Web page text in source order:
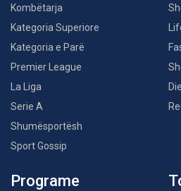
Kombëtarja
Kategoria Superiore
Kategoria e Parë
Premier League
La Liga
Serie A
Shumësportësh
Sport Gossip
Programe